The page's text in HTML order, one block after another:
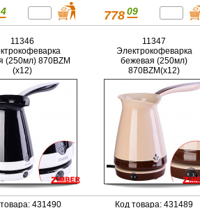
778 09
11346
(250мл) 870ВZM
(х12)
431490
11347
Электрокофеварка
бежевая (250мл)
870ВZM(х12)
Код товара: 431489